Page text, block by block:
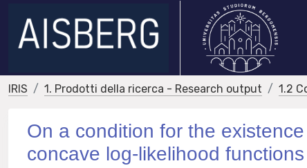
IRIS 1. Prodotti della ricerca - Research output 1.2
On a condition for the
concave log-likelihood functions